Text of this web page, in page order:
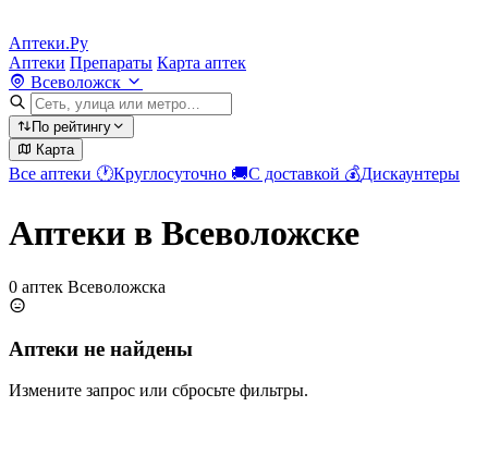
Аптеки.Ру
Аптеки Препараты Карта аптек
Всеволожск
По рейтингу
Карта
Все аптеки 🕐Круглосуточно 🚚С доставкой 💰Дискаунтеры
Аптеки в Всеволожске
0 аптек Всеволожска
Аптеки не найдены
Измените запрос или сбросьте фильтры.